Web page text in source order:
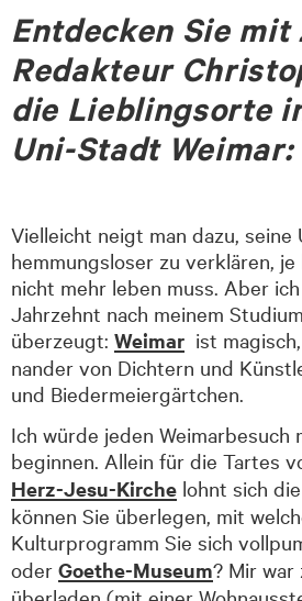
Entdecken Sie mit
Redakteur
die Lieblingsorte
Uni-Stadt Weimar:
Vielleicht neigt man dazu,
hemmungsloser zu verklären,
nicht mehr leben muss. Aber
Jahrzehnt nach meinem
überzeugt: Weimar ist
nan­der von Dichtern und
und Biedermeiergärtchen.
Ich würde jeden Weimarbesuch
beginnen. Allein für die Tartes
Herz-Jesu-Kirche lohnt sich
können Sie überlegen, mit
Kulturprogramm Sie sich
oder Goethe-Museum? Mir war